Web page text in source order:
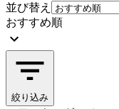
並び替え
おすすめ順
絞り込み